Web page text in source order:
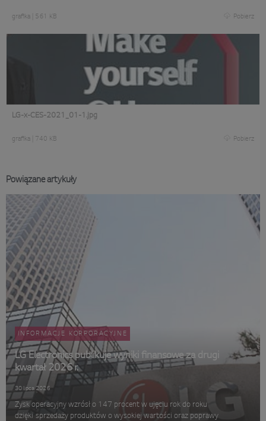
grafika 561 KB Pobierz
LG-x-CES-2021_01-1.jpg
grafika 740 KB Pobierz
Powiązane artykuły
INFORMACJE KORPORACYJNE
LG Electronics publikuje wyniki finansowe za drugi
kwartał 2026 r.
30 lipca 2026
Zysk operacyjny wzrósł o 147 procent w ujęciu rok do roku
dzięki sprzedaży produktów o wysokiej wartości oraz poprawy